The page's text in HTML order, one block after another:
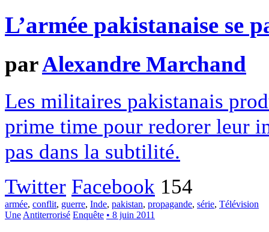
L’armée pakistanaise se
parAlexandre Marchand
Les militaires pakistanais
prime time pour redorer leur
pas dans la subtilité.
Twitter Facebook 154
armée, conflit, guerre, Inde, pakistan, propagande, série, Télévision
Une Antiterrorisé Enquête • 8 juin 2011